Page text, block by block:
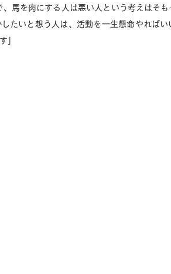
たいと想う人は、活動を一生懸命やれば
」